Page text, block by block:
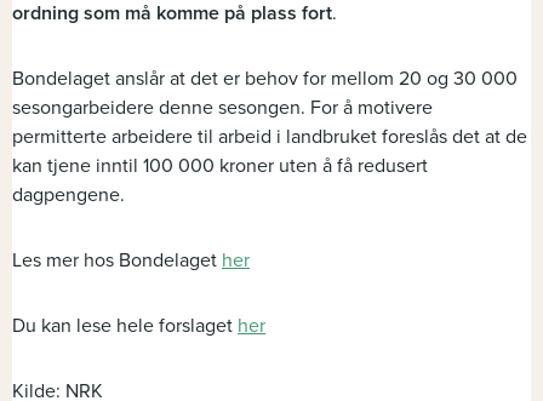
ordning som må komme på plass fort.
Bondelaget anslår at det er behov for mellom 20 og 30 000
sesongarbeidere denne sesongen. For å motivere
permitterte arbeidere til arbeid i landbruket foreslås det at de
kan tjene inntil 100 000 kroner uten å få redusert
dagpengene.
Les mer hos Bondelaget her
Du kan lese hele forslaget her
Kilde: NRK